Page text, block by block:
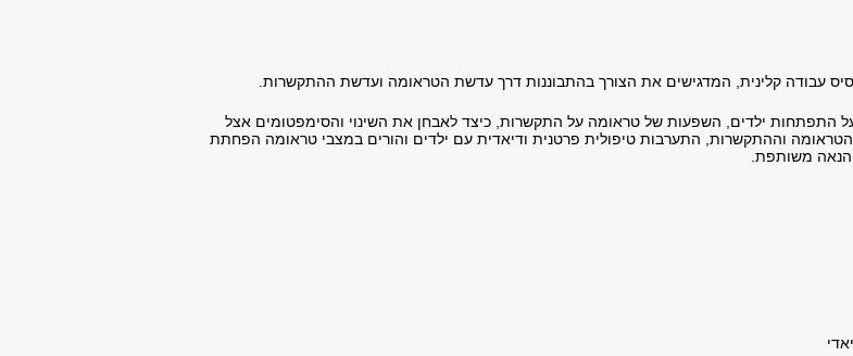
עבודה קלינית, המדגישים את הצורך בהתבוננות דרך עדשת הטראומה ועדשת ההתקשרות.
התפתחות ילדים, השפעות של טראומה על התקשרות, כיצד לאבחן את השינוי והסימפטומים אצל
וההתקשרות, התערבות טיפולית פרטנית ודיאדית עם ילדים והורים במצבי טראומה הפחתת
הנאה משותפת.